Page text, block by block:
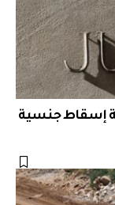
إسقاط جنسية